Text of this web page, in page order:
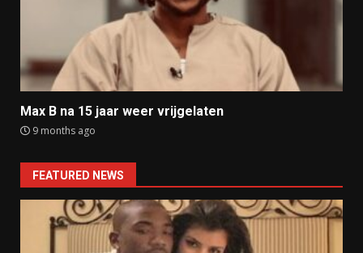
Max B na 15 jaar weer vrijgelaten
9 months ago
FEATURED NEWS